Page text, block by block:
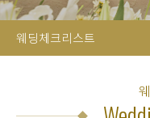
웨딩체크리스트